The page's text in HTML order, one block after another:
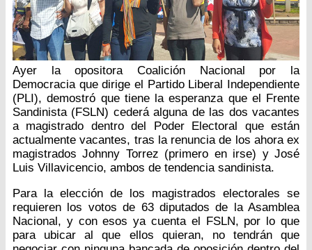
Ayer la opositora Coalición Nacional por la
Democracia que dirige el Partido Liberal Independiente
(PLI), demostró que tiene la esperanza que el Frente
Sandinista (FSLN) cederá alguna de las dos vacantes
a magistrado dentro del Poder Electoral que están
actualmente vacantes, tras la renuncia de los ahora ex
magistrados Johnny Torrez (primero en irse) y José
Luis Villavicencio, ambos de tendencia sandinista.
Para la elección de los magistrados electorales se
requieren los votos de 63 diputados de la Asamblea
Nacional, y con esos ya cuenta el FSLN, por lo que
para ubicar al que ellos quieran, no tendrán que